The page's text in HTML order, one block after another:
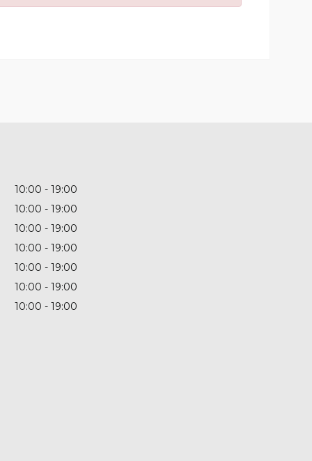
10:00
19:00
10:00
19:00
10:00
19:00
10:00
19:00
10:00
19:00
10:00
19:00
10:00 19:00